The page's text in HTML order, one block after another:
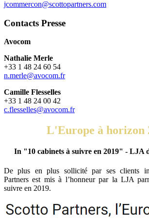
jcommercon@scottopartners.com
Contacts Presse
Avocom
Nathalie Merle
+33 1 48 24 60 54
n.merle@avocom.fr
Camille Flesselles
+33 1 48 24 00 42
c.flesselles@avocom.fr
L'Europe à horizon
In "10 cabinets à suivre en 2019" - LJA
De plus en plus sollicité par ses clients
Partners est mis à l’honneur par la LJA
suivre en 2019.